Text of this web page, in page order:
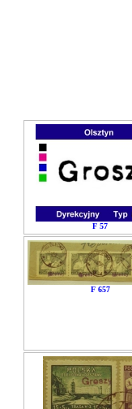
F 57
F 657